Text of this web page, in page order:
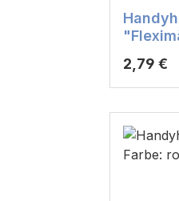
2,79 €